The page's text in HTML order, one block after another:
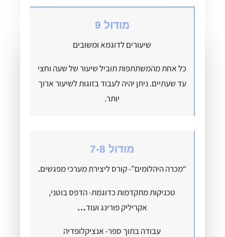
מודול 9
שיעורים לדוגמא ומשובים
כל אחת מהמשתתפות תוביל שיעור של שעה וחצי
עד שעתיים. ניתן יהיה לעבוד בזוגות לשיעור ארוך
יותר.
מודול 7-8
“מכרה היהלומים”- קורס ליצירת מערכי מפגשים.
טכניקות מתקדמות כדוגמת- הדפס בוטני,
אקריליק פורינג ועוד…
עבודה בתוך ספר- אנציקלופדיה